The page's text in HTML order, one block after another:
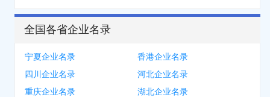
全国各省企业名录
宁夏企业名录
香港企业名录
四川企业名录
河北企业名录
重庆企业名录
湖北企业名录